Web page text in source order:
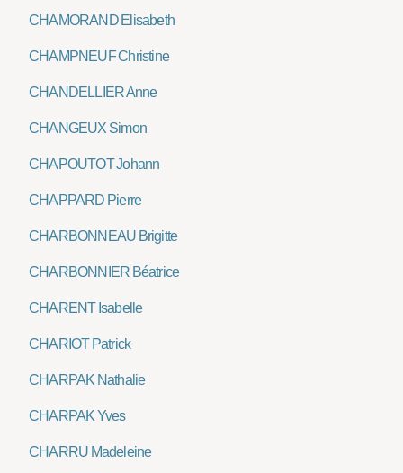
CHAMORAND Elisabeth
CHAMPNEUF Christine
CHANDELLIER Anne
CHANGEUX Simon
CHAPOUTOT Johann
CHAPPARD Pierre
CHARBONNEAU Brigitte
CHARBONNIER Béatrice
CHARENT Isabelle
CHARIOT Patrick
CHARPAK Nathalie
CHARPAK Yves
CHARRU Madeleine